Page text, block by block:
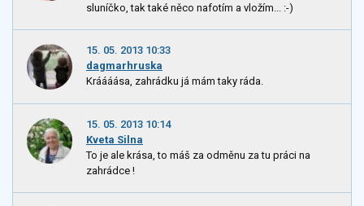
sluníčko, tak také něco nafotím a vložím... :-)
15. 05. 2013 10:33
dagmarhruska
Kráááása, zahrádku já mám taky ráda.
15. 05. 2013 10:14
Kveta Silna
To je ale krása, to máš za odměnu za tu práci na
zahrádce !